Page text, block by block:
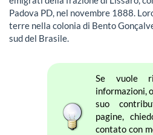
Padova PD, nel novembre 1888.
terre nella colonia di Bento
sud del Brasile.
Se vuole
informazioni,
suo
pagine,
contato con